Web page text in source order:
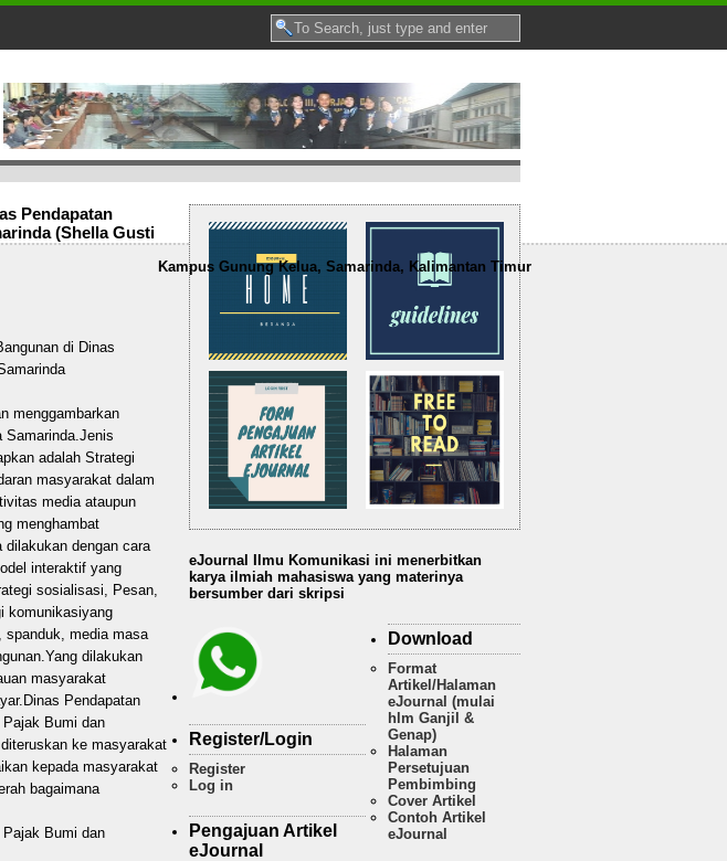
Pendapatan
(Shella Gusti
di Dinas
menggambarkan
Samarinda.Jenis
adalah Strategi
masyarakat dalam
media ataupun
menghambat
dengan cara
interaktif yang
sosialisasi, Pesan,
komunikasiyang
spanduk, media masa
dilakukan
masyarakat
Pendapatan
Bumi dan
ke masyarakat
kepada masyarakat
bagaimana
Bumi dan
eJournal Ilmu Komunikasi ini menerbitkan
karya ilmiah mahasiswa yang materinya
bersumber dari skripsi
Register/Login
Register
Log in
Pengajuan Artikel
eJournal
Download
Format
Artikel/Halaman
eJournal (mulai
hlm Ganjil &
Genap)
Halaman
Persetujuan
Pembimbing
Cover Artikel
Contoh Artikel
eJournal
Kampus Gunung Kelua, Samarinda, Kalimantan Timur